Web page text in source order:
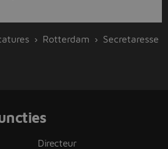
Rotterdam Secretaresse
Directeur